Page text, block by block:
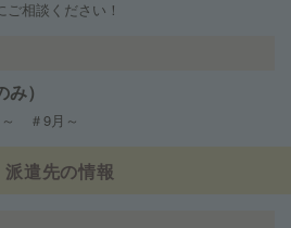
相談ください！
）
＃9月～
派遣先の情報